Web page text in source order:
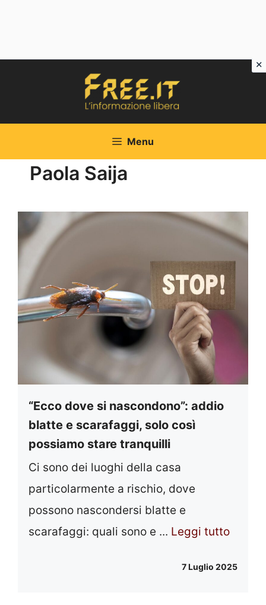
Menu
Paola Saija
“Ecco dove si nascondono”: addio
blatte e scarafaggi, solo così
possiamo stare tranquilli
Ci sono dei luoghi della casa
particolarmente a rischio, dove
possono nascondersi blatte e
scarafaggi: quali sono e ... Leggi tutto
7 Luglio 2025